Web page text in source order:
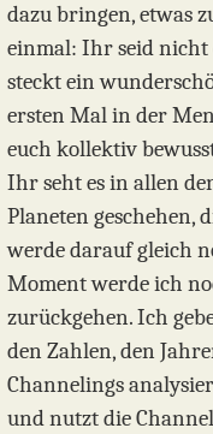
dazu bringen, etwas
einmal: Ihr seid nicht
steckt ein
ersten Mal in der
euch kollektiv
Ihr seht es in allen
Planeten
werde darauf gleich
Moment werde ich
zurückgehen. Ich
den Zahlen, den
Channelings
und nutzt die